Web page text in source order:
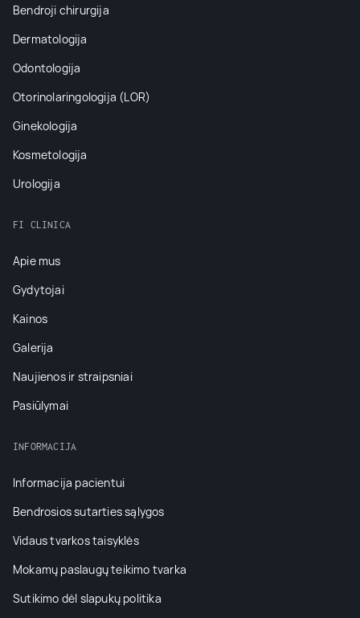
Bendroji chirurgija
Dermatologija
Odontologija
Otorinolaringologija (LOR)
Ginekologija
Kosmetologija
Urologija
FI CLINICA
Apie mus
Gydytojai
Kainos
Galerija
Naujienos ir straipsniai
Pasiūlymai
INFORMACIJA
Informacija pacientui
Bendrosios sutarties sąlygos
Vidaus tvarkos taisyklės
Mokamų paslaugų teikimo tvarka
Sutikimo dėl slapukų politika